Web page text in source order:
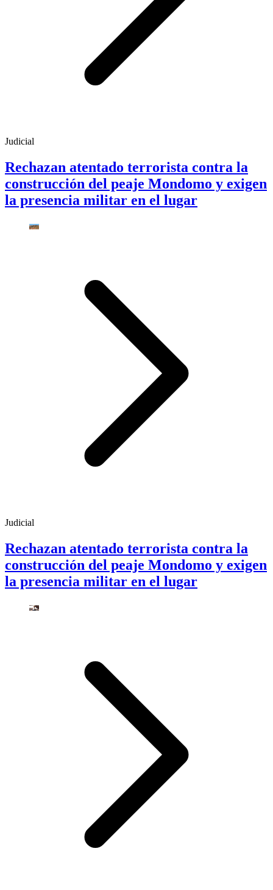
Judicial
Rechazan atentado terrorista contra la
construcción del peaje Mondomo y exigen
la presencia militar en el lugar
Judicial
Rechazan atentado terrorista contra la
construcción del peaje Mondomo y exigen
la presencia militar en el lugar